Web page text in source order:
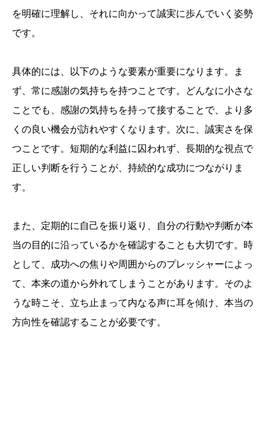
を明確に理解し、それに向かって誠実に歩んでいく姿勢
です。
具体的には、以下のような要素が重要になります。ま
ず、常に感謝の気持ちを持つことです。どんなに小さな
ことでも、感謝の気持ちを持って接することで、より多
くの良い機会が訪れやすくなります。次に、誠実さを保
つことです。短期的な利益に囚われず、長期的な視点で
正しい判断を行うことが、持続的な成功につながりま
す。
また、定期的に自己を振り返り、自分の行動や判断が本
当の目的に沿っているかを確認することも大切です。時
として、成功への焦りや周囲からのプレッシャーによっ
て、本来の道から外れてしまうことがあります。そのよ
うな時こそ、立ち止まって内なる声に耳を傾け、本当の
方向性を確認することが必要です。